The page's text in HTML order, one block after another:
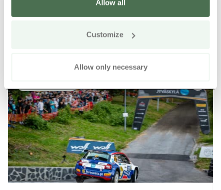
Allow all
Customize
Allow only necessary